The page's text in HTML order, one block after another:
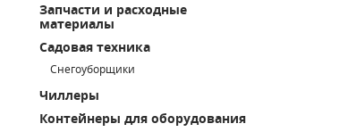
Запчасти и расходные
материалы
Садовая техника
Снегоуборщики
Чиллеры
Контейнеры для оборудования
ДЕТАЛИ НАСОСНОЙ ЧАСТИ
ДЕТАЛИ ПОГРУЖНЫХ НАСОСОВ
ШЛАНГИ ДЛЯ МОТОПОМП